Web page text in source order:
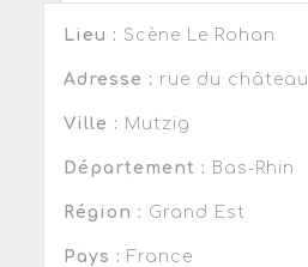
Lieu : Scène Le Rohan
Adresse : rue du château
Ville : Mutzig
Département : Bas-Rhin
Région : Grand Est
Pays : France